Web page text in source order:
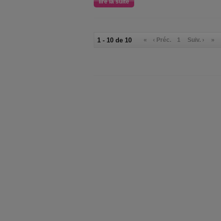
lire la suite
1 - 10 de 10 « ‹ Préc. 1 Suiv. › »